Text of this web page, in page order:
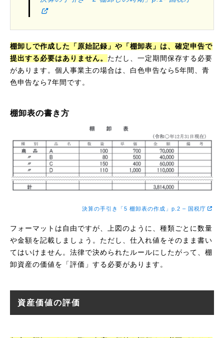
棚卸しで作成した「原始記録」や「棚卸表」は、確定申告で
提出する必要はありません。 ただし、一定期間保存する必要
があります。個人事業主の場合は、白色申告なら5年間、青
色申告なら7年間です。
棚卸表の書き方
決算の手引き「5 棚卸表の作成」p.2 – 国税庁
フォーマットは自由ですが、上図のように、種類ごとに数量
や金額を記載しましょう。ただし、仕入れ値をそのまま書い
てはいけません。法律で決められたルールにしたがって、棚
卸資産の価値を「評価」する必要があります。
資産価値の評価